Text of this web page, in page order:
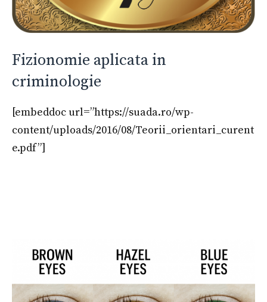
Fizionomie aplicata in
criminologie
[embeddoc url=”https://suada.ro/wp-
content/uploads/2016/08/Teorii_orientari_curent
e.pdf”]